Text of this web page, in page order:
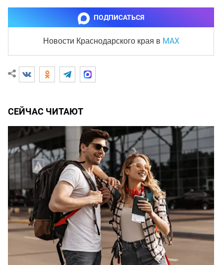
ПОДПИСАТЬСЯ
Новости Краснодарского края в MAX
СЕЙЧАС ЧИТАЮТ